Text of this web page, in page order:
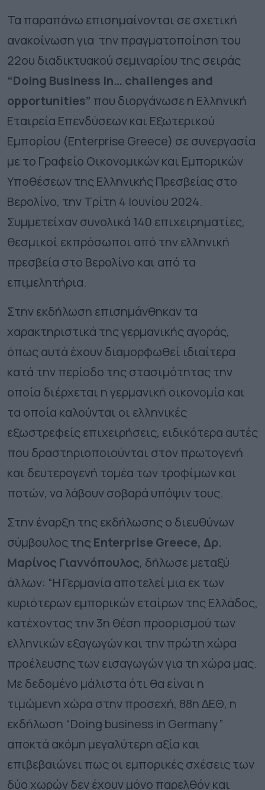
Τα παραπάνω επισημαίνονται σε σχετική
ανακοίνωση για την πραγματοποίηση του
22ου διαδικτυακού σεμιναρίου της σειράς
“Doing Business in… challenges and
opportunities” που διοργάνωσε η Ελληνική
Εταιρεία Επενδύσεων και Εξωτερικού
Εμπορίου (Enterprise Greece) σε συνεργασία
με το Γραφείο Οικονομικών και Εμπορικών
Υποθέσεων της Ελληνικής Πρεσβείας στο
Βερολίνο, την Τρίτη 4 Ιουνίου 2024.
Συμμετείχαν συνολικά 140 επιχειρηματίες,
θεσμικοί εκπρόσωποι από την ελληνική
πρεσβεία στο Βερολίνο και από τα
επιμελητήρια.
Στην εκδήλωση επισημάνθηκαν τα
χαρακτηριστικά της γερμανικής αγοράς,
όπως αυτά έχουν διαμορφωθεί ιδιαίτερα
κατά την περίοδο της στασιμότητας την
οποία διέρχεται η γερμανική οικονομία και
τα οποία καλούνται οι ελληνικές
εξωστρεφείς επιχειρήσεις, ειδικότερα αυτές
που δραστηριοποιούνται στον πρωτογενή
και δευτερογενή τομέα των τροφίμων και
ποτών, να λάβουν σοβαρά υπόψιν τους.
Στην έναρξη της εκδήλωσης ο διευθύνων
σύμβουλος της Enterprise Greece, Δρ.
Μαρίνος Γιαννόπουλος, δήλωσε μεταξύ
άλλων: “Η Γερμανία αποτελεί μια εκ των
κυριότερων εμπορικών εταίρων της Ελλάδος,
κατέχοντας την 3η θέση προορισμού των
ελληνικών εξαγωγών και την πρώτη χώρα
προέλευσης των εισαγωγών για τη χώρα μας.
Με δεδομένο μάλιστα ότι θα είναι η
τιμώμενη χώρα στην προσεχή, 88η ΔΕΘ, η
εκδήλωση “Doing business in Germany”
αποκτά ακόμη μεγαλύτερη αξία και
επιβεβαιώνει πως οι εμπορικές σχέσεις των
δύο χωρών δεν έχουν μόνο παρελθόν και